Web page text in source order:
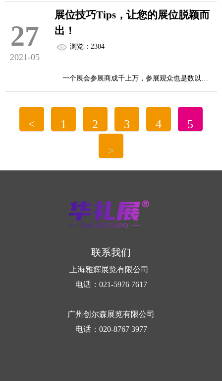
各大平台...
鞋、手表、领带、丝巾、香水等。相信绝大部分人
都听说过Gucci，尤其是最近两年，它的名声可谓是
越来越大。Gucci箱包与时尚优雅相关联，那么二手
Gucci包的回收行情如何了？
包，Gucci GG
27
2021-05
展位技巧Tips，让您的展位脱颖而
出！
浏览：2304
一个展会参展商成千上万，参展观众也是数以万
计，参展商参展的目的就是为了吸引客户，把自身
的产品推荐给客户。要想在展位上体现展品的价
值；要想在众多展位中脱颖而出，展位的布置和展
位布置设计的一些技巧，供大家参考。
展出时应当考虑按产品类别统一设计、布局，建
立整体形象。同时应注意展品的分类，因为...
< 1 2 3 4 5
>
联系我们
上海雅辉展览有限公司
电话：021-5976 7617
广州创尔森展览有限公司
电话：020-8767 3977